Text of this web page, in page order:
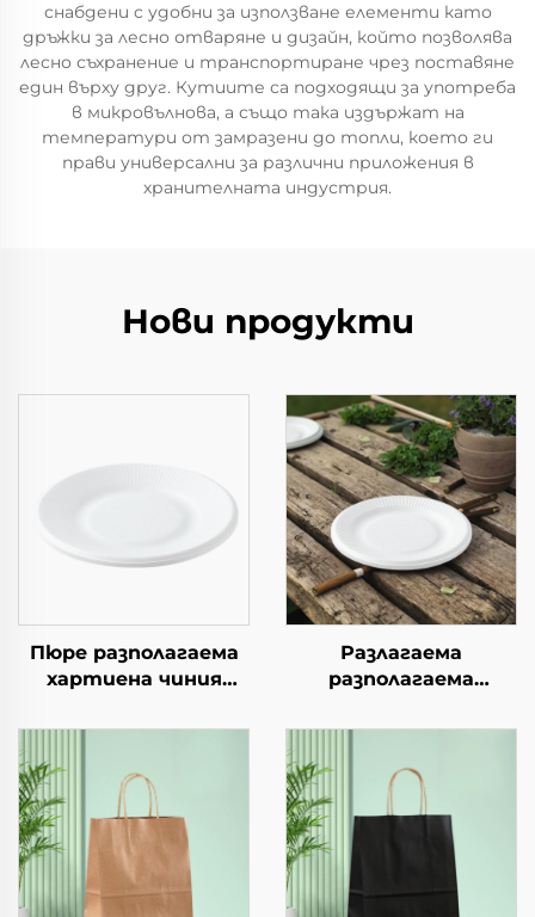
снабдени с удобни за използване елементи като
дръжки за лесно отваряне и дизайн, който позволява
лесно съхранение и транспортиране чрез поставяне
един върху друг. Кутиите са подходящи за употреба
в микровълнова, а също така издържат на
температури от замразени до топли, което ги
прави универсални за различни приложения в
хранителната индустрия.
Нови продукти
Пюре разполагаема
хартиена чиния
хартия за салата,
сандвич, хляб,
сладолед, шоколад,
бисквити, храна за
домашни любимци и
др.
Разлагаема
разполагаема
салата, чашки за
закуски, суши, пица,
хляб, сладоледи,
шоколад, бургери - за
кейтеринг и